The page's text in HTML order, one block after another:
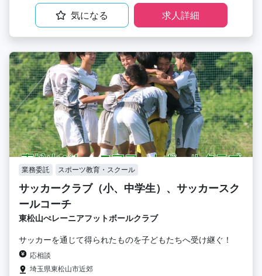
気になる 求人詳細
業務委託 スポーツ教育・スクール
サッカークラブ（小、中学生）、サッカースク
ールコーチ
東松山ぺレーニアフットボールクラブ
サッカーを通じて得られたものを子どもたちへ受け継ぐ！
応相談
埼玉県東松山市近郊